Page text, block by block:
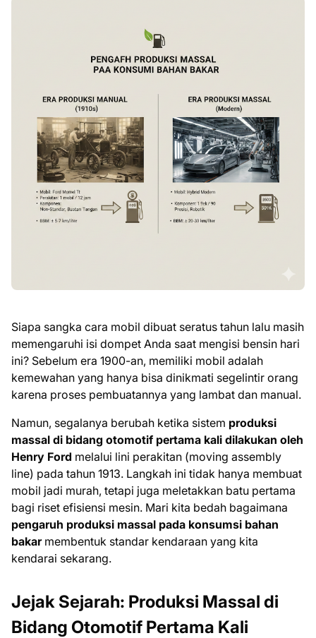
Siapa sangka cara mobil dibuat seratus tahun lalu masih
memengaruhi isi dompet Anda saat mengisi bensin hari
ini? Sebelum era 1900-an, memiliki mobil adalah
kemewahan yang hanya bisa dinikmati segelintir orang
karena proses pembuatannya yang lambat dan manual.
Namun, segalanya berubah ketika sistem produksi
massal di bidang otomotif pertama kali dilakukan oleh
Henry Ford melalui lini perakitan (moving assembly
line) pada tahun 1913. Langkah ini tidak hanya membuat
mobil jadi murah, tetapi juga meletakkan batu pertama
bagi riset efisiensi mesin. Mari kita bedah bagaimana
pengaruh produksi massal pada konsumsi bahan
bakarmembentuk standar kendaraan yang kita
kendarai sekarang.
Jejak Sejarah: Produksi Massal di
Bidang Otomotif Pertama Kali